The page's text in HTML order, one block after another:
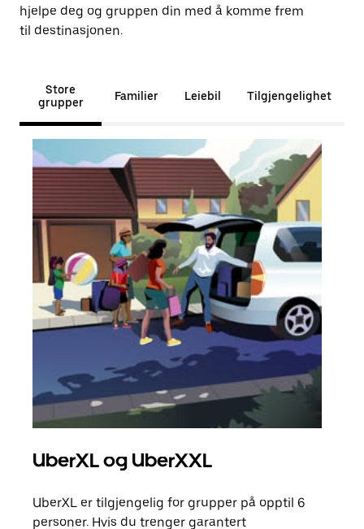
hjelpe deg og gruppen din med å komme frem
til destinasjonen.
Store
grupper
Familier Leiebil Tilgjengelighet
UberXL og UberXXL
UberXL er tilgjengelig for grupper på opptil 6
personer. Hvis du trenger garantert